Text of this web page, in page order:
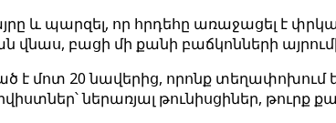
և պարզել, որ հրդեհը առաջացել է
վնաս, բացի մի քանի բաճկոնների
է մոտ 20 նավերից, որոնք տեղափոխում
ներառյալ թունիսցիներ, թուրք